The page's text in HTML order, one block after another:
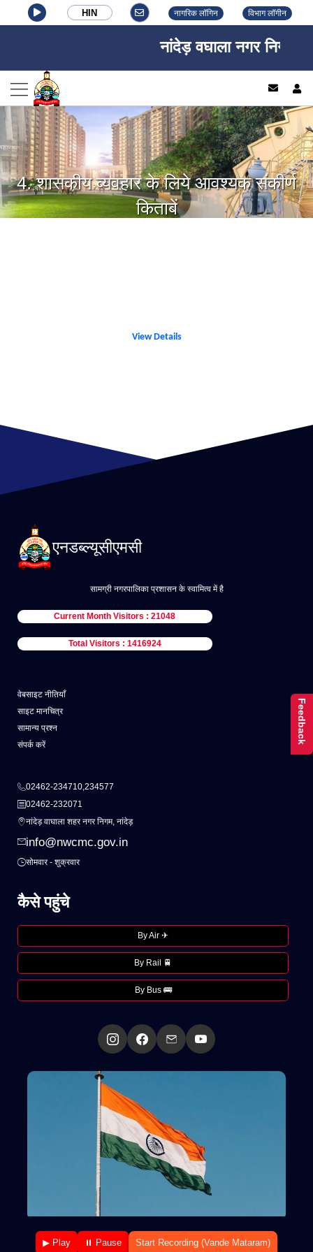
HIN नागरिक लॉगिन विभाग लॉगीन
नांदेड़ वघाला नगर निगम,
4. शासकीय व्यवहार के लिये आवश्यक संकीर्ण
किताबें
View Details
एनडब्ल्यूसीएमसी
सामग्री नगरपालिका प्रशासन के स्वामित्व में है
Current Month Visitors : 21048
Total Visitors : 1416924
वेबसाइट नीतियाँ
साइट मानचित्र
सामान्य प्रश्न
संपर्क करें
02462-234710,234577
02462-232071
नांदेड़ वाघाला शहर नगर निगम, नांदेड़
info@nwcmc.gov.in
सोमवार - शुक्रवार
कैसे पहुंचे
By Air ✈
By Rail 🚆
By Bus 🚌
▶ Play ⏸ Pause Start Recording (Vande Mataram)
Feedback